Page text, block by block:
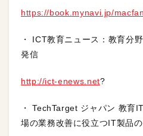
https://book.mynavi.jp/
・ ICT教育ニュース：教育分
発信
http://ict-enews.net?
・ TechTarget ジャパン 教育
場の業務改善に役立つIT製品